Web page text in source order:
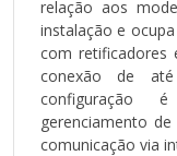
relação aos
instalação e
com retificadores
conexão de
configuração
gerenciamento
comunicação via